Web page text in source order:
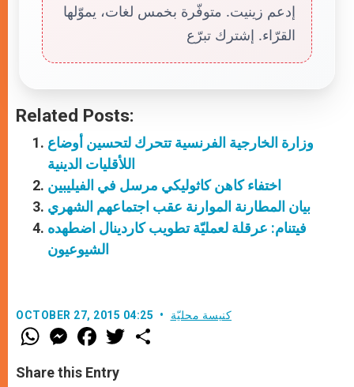
إدعم زينيت. متوفّرة بخمس لغات، يموّلها
القرّاء. إشترك تبرّع
Related Posts:
وزارة الخارجية الفرنسية تتحرك لتحسين أوضاع
اللأقليات الدينية
اختفاء كاهن كاثوليكي مرسل في الفيليبين
بيان المطارنة الموارنة عقب اجتماعهم الشهري
فيتنام: عرقلة لعمليّة تطويب كاردينال اضطهده
الشيوعيون
OCTOBER 27, 2015 04:25 كنيسة محليّة
W
h
t
s
M
e
s
e
F
a
e
b
w
Share this Entry